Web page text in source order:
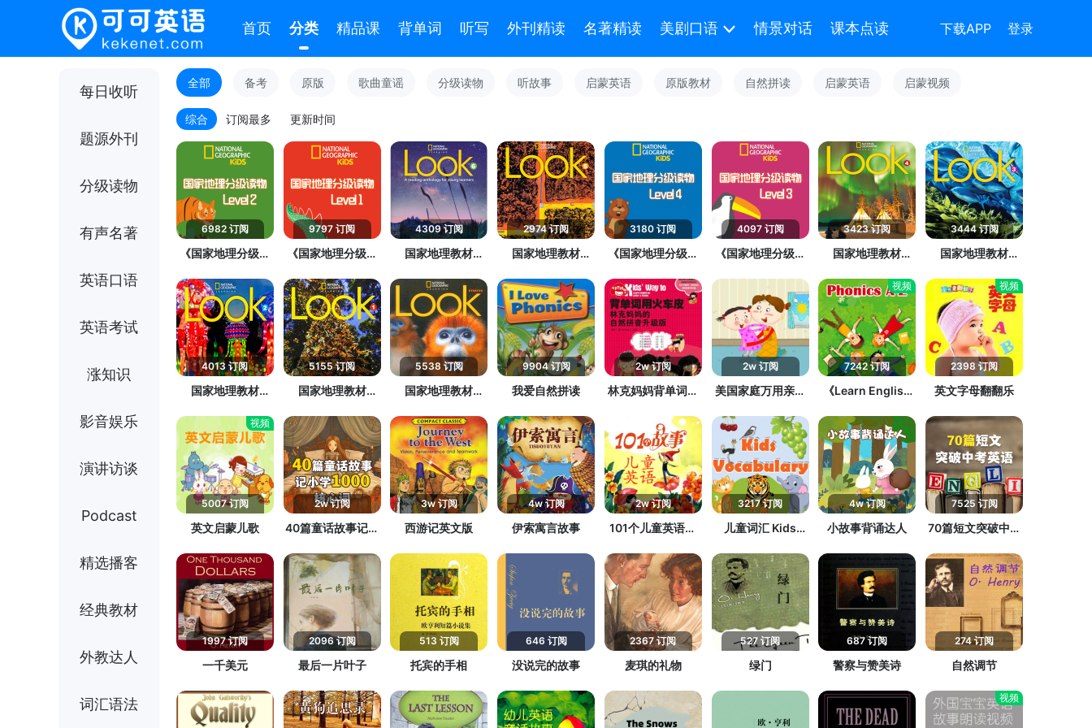
首页 分类 精品课 背单词 听写 外刊精读 名著精读 美剧口语 情景对话 课本点读 下载APP 登录
每日收听
题源外刊
分级读物
有声名著
英语口语
英语考试
涨知识
影音娱乐
演讲访谈
Podcast
精选播客
经典教材
外教达人
词汇语法
全部 备考 原版 歌曲童谣 分级读物 听故事 启蒙英语 原版教材 自然拼读 启蒙英语 启蒙视频
综合 订阅最多 更新时间
6982 订阅
《国家地理分级读
9797 订阅
《国家地理分级读
4309 订阅
国家地理教材
2974 订阅
国家地理教材
3180 订阅
《国家地理分级读
4097 订阅
《国家地理分级读
3423 订阅
国家地理教材
3444 订阅
国家地理教材
4013 订阅
国家地理教材
5155 订阅
国家地理教材
5538 订阅
国家地理教材
9904 订阅
我爱自然拼读
2w 订阅
林克妈妈背单词用
2w 订阅
美国家庭万用亲子
视频
7242 订阅
《Learn English
视频
2398 订阅
英文字母翻翻乐
视频
5007 订阅
英文启蒙儿歌
2w 订阅
40篇童话故事记小
3w 订阅
西游记英文版
4w 订阅
伊索寓言故事
2w 订阅
101个儿童英语故
3217 订阅
儿童词汇 Kids
4w 订阅
小故事背诵达人
7525 订阅
70篇短文突破中考
1997 订阅
一千美元
2096 订阅
最后一片叶子
513 订阅
托宾的手相
646 订阅
没说完的故事
2367 订阅
麦琪的礼物
527 订阅
绿门
687 订阅
警察与赞美诗
274 订阅
自然调节
视频